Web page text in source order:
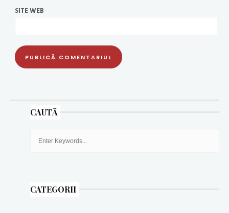
SITE WEB
CAUTĂ
CATEGORII